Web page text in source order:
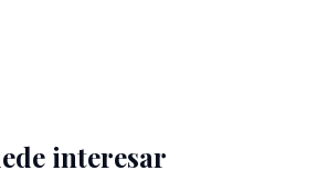
interesar